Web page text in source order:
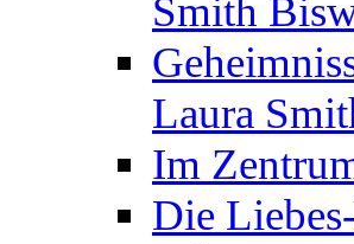
Smith
Laura
Im
Die